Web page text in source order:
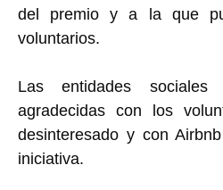
del premio y a la que
voluntarios.
Las entidades
agradecidas con los
desinteresado y con
iniciativa.